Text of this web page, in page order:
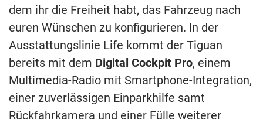
dem ihr die Freiheit habt, das Fahrzeug nach
euren Wünschen zu konfigurieren. In der
Ausstattungslinie Life kommt der Tiguan
bereits mit dem Digital Cockpit Pro, einem
Multimedia-Radio mit Smartphone-Integration,
einer zuverlässigen Einparkhilfe samt
Rückfahrkamera und einer Fülle weiterer